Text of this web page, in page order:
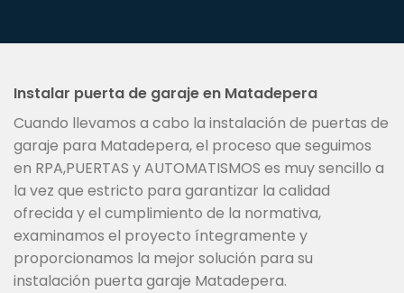
Instalar puerta de garaje en Matadepera
Cuando llevamos a cabo la instalación de puertas de
garaje para Matadepera, el proceso que seguimos
en RPA,PUERTAS y AUTOMATISMOS es muy sencillo a
la vez que estricto para garantizar la calidad
ofrecida y el cumplimiento de la normativa,
examinamos el proyecto íntegramente y
proporcionamos la mejor solución para su
instalación puerta garaje Matadepera.